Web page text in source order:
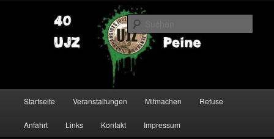
UJZ Peine
Startseite Veranstaltungen Mitmachen Refuse
Anfahrt Links Kontakt Impressum